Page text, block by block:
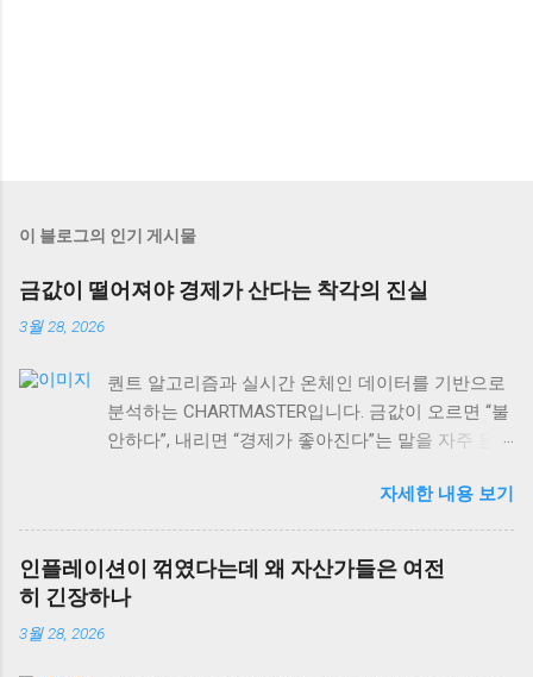
이 블로그의 인기 게시물
금값이 떨어져야 경제가 산다는 착각의 진실
3월 28, 2026
퀀트 알고리즘과 실시간 온체인 데이터를 기반으로
분석하는 CHARTMASTER입니다. 금값이 오르면 “불
안하다”, 내리면 “경제가 좋아진다”는 말을 자주 듣
재 글로벌 자산시장을 보면, 이런 단순한 공식이 얼
마나 위험한지 알 수 있어요. 실제로는 금값과 경제
성장의 관계가 훨씬 복잡하고, 때로는 정반대로 작
용하기도 합니다. 오늘은 금값 움직임을 제대로 읽
는 법과 상품시장 수급 동향, 그리고 역발상 투자의
자세한 내용 보기
인플레이션이 꺾였다는데 왜 자산가들은 여전
히 긴장하나
3월 28, 2026